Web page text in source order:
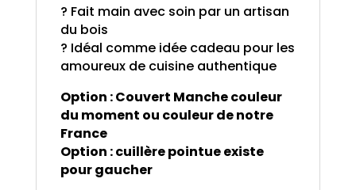
? Fait main avec soin par un artisan
du bois
? Idéal comme idée cadeau pour les
amoureux de cuisine authentique
Option : Couvert Manche couleur
du moment ou couleur de notre
France
Option : cuillère pointue existe
pour gaucher